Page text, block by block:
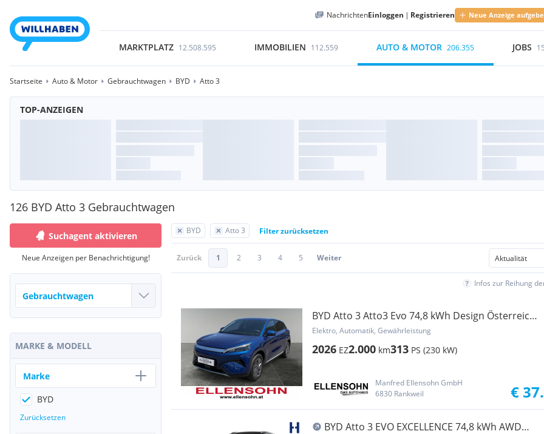
NachrichtenEinloggen | Registrieren Neue Anzeige
MARKTPLATZ 12.508.595 IMMOBILIEN 112.559 AUTO & MOTOR 206.355 JOBS
Startseite Auto & Motor Gebrauchtwagen BYD Atto 3
TOP-ANZEIGEN
126 BYD Atto 3 Gebrauchtwagen
BYD Atto 3 Filter zurücksetzen
Zurück 1 2 3 4 5 Weiter
Infos zur Reihung
BYD Atto 3 Atto3 Evo 74,8 kWh Design Österreich
Paket RWD
Elektro, Automatik, Gewährleistung
2026 EZ2.000 km313 PS (230 kW)
Manfred Ellensohn GmbH
6830 Rankweil
€
BYD Atto 3 EVO EXCELLENCE 74,8 kWh AWD
Suchagent aktivieren
Neue Anzeigen per Benachrichtigung!
MARKE & MODELL
Marke
BYD
Zurücksetzen